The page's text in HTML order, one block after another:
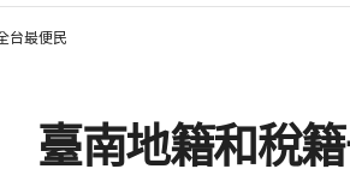
台最便民
南地籍和稅